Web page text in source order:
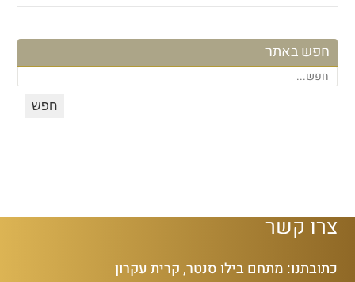
חפש באתר
צרו קשר
כתובתנו: מתחם בילו סנטר, קרית עקרון